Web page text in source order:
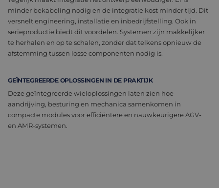
minder bekabeling nodig en de integratie kost minder tijd. Dit
versnelt engineering, installatie en inbedrijfstelling. Ook in
serieproductie biedt dit voordelen. Systemen zijn makkelijker
te herhalen en op te schalen, zonder dat telkens opnieuw de
afstemming tussen losse componenten nodig is.
GEÏNTEGREERDE OPLOSSINGEN IN DE PRAKTIJK
Deze geïntegreerde wieloplossingen laten zien hoe
aandrijving, besturing en mechanica samenkomen in
compacte modules voor efficiëntere en nauwkeurigere AGV-
en AMR-systemen.